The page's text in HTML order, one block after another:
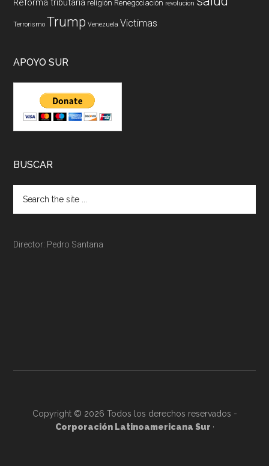
religión Renegociación revolucion
Terrorismo Trump Venezuela Victimas
APOYO SUR
BUSCAR
Director: Pedro Santana
Copyright © 2026 Todos los derechos reservados -
Corporación Latinoamericana Sur ·